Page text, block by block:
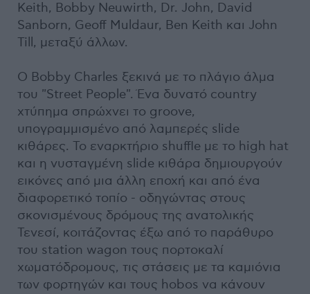
Keith, Bobby Neuwirth, Dr. John, David
Sanborn, Geoff Muldaur, Ben Keith και John
Till, μεταξύ άλλων.
Ο Bobby Charles ξεκινά με το πλάγιο άλμα
του "Street People". Ένα δυνατό country
χτύπημα σπρώχνει το groove,
υπογραμμισμένο από λαμπερές slide
κιθάρες. Το εναρκτήριο shuffle με το high hat
και η νυσταγμένη slide κιθάρα δημιουργούν
εικόνες από μια άλλη εποχή και από ένα
διαφορετικό τοπίο - οδηγώντας στους
σκονισμένους δρόμους της ανατολικής
Τενεσί, κοιτάζοντας έξω από το παράθυρο
του station wagon τους πορτοκαλί
χωματόδρομους, τις στάσεις με τα καμιόνια
των φορτηγών και τους hobos να κάνουν